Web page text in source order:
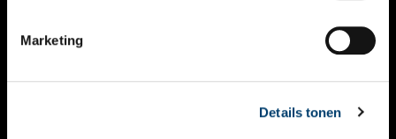
Marketing
Details tonen
NIEUWS
KALENDER